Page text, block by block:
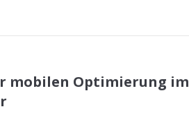
mobilen Optimierung im